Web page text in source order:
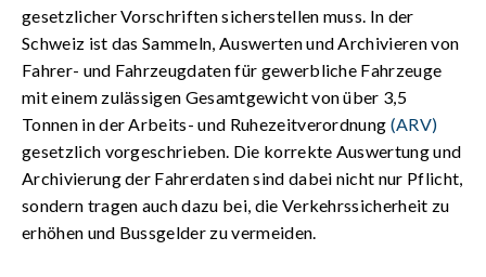
gesetzlicher Vorschriften sicherstellen muss. In der
Schweiz ist dasSammeln, Auswerten und Archivieren von
Fahrer- und Fahrzeugdatenfür gewerbliche Fahrzeuge
mit einem zulässigen Gesamtgewicht von über 3,5
Tonnen in derArbeits- und Ruhezeitverordnung (ARV)
gesetzlich vorgeschrieben. Die korrekte Auswertung und
Archivierung der Fahrerdaten sind dabei nicht nur Pflicht,
sondern tragen auch dazu bei, die Verkehrssicherheit zu
erhöhen und Bussgelder zu vermeiden.